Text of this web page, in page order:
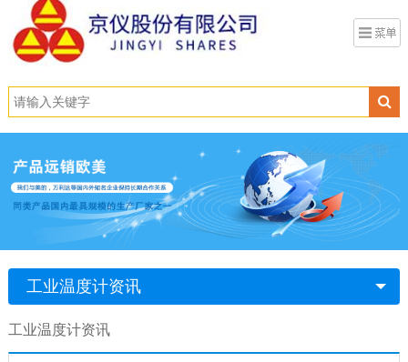
工业温度计资讯
工业温度计资讯